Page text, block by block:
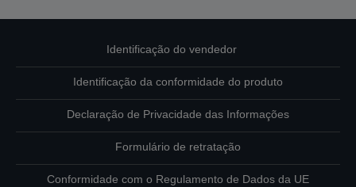
Identificação do vendedor
Identificação da conformidade do produto
Declaração de Privacidade das Informações
Formulário de retratação
Conformidade com o Regulamento de Dados da UE